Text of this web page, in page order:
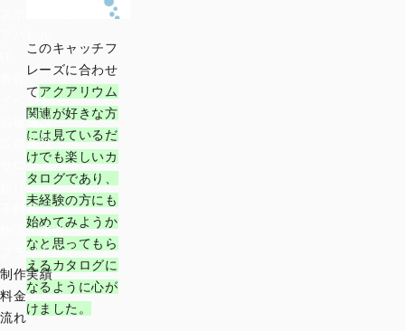
イベント
福祉施設
医療施設
サロン
不動産
物流・運送
ブライダル
制作実績
料金
流れ
このキャッチフ
レーズに合わせ
てアクアリウム
関連が好きな方
には見ているだ
けでも楽しいカ
タログであり、
未経験の方にも
始めてみようか
なと思ってもら
えるカタログに
なるように心が
けました。